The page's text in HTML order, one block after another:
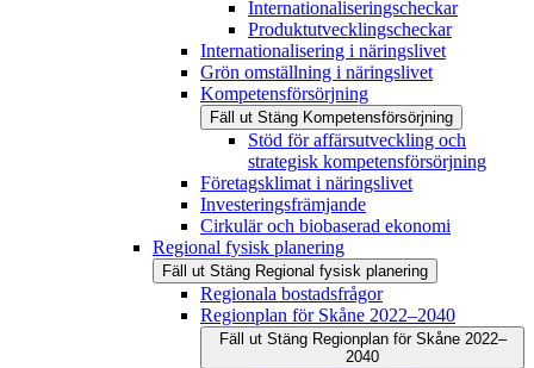
Internationaliseringscheckar
Produktutvecklingscheckar
Internationalisering i näringslivet
Grön omställning i näringslivet
Kompetensförsörjning
Fäll ut Stäng Kompetensförsörjning
Stöd för affärsutveckling och
strategisk kompetensförsörjning
Företagsklimat i näringslivet
Investeringsfrämjande
Cirkulär och biobaserad ekonomi
Regional fysisk planering
Fäll ut Stäng Regional fysisk planering
Regionala bostadsfrågor
Regionplan för Skåne 2022–2040
Fäll ut Stäng Regionplan för Skåne 2022–
2040